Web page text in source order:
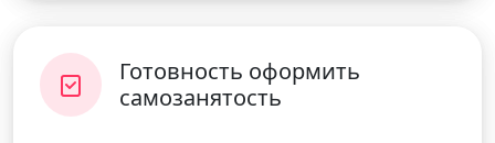
Готовность оформить
самозанятость